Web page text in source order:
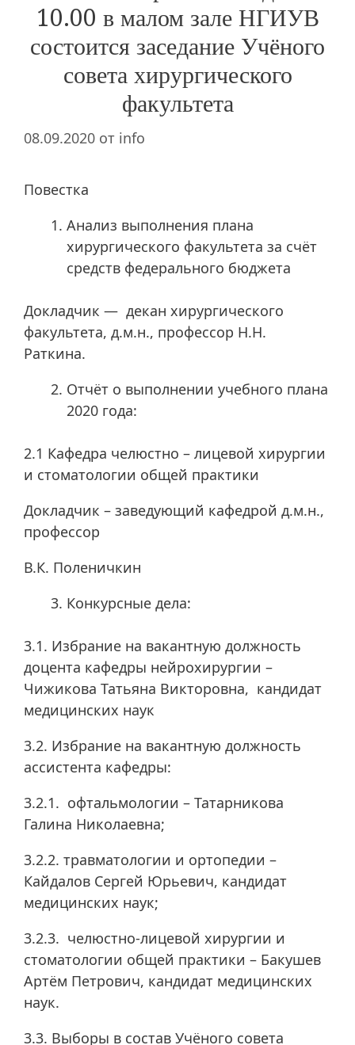
10.00 в малом зале НГИУВ
состоится заседание Учёного
совета хирургического
факультета
08.09.2020 от info
Повестка
Анализ выполнения плана
хирургического факультета за счёт
средств федерального бюджета
Докладчик — декан хирургического
факультета, д.м.н., профессор Н.Н.
Раткина.
Отчёт о выполнении учебного плана
2020 года:
2.1 Кафедра челюстно – лицевой хирургии
и стоматологии общей практики
Докладчик – заведующий кафедрой д.м.н.,
профессор
В.К. Поленичкин
Конкурсные дела:
3.1. Избрание на вакантную должность
доцента кафедры нейрохирургии –
Чижикова Татьяна Викторовна, кандидат
медицинских наук
3.2. Избрание на вакантную должность
ассистента кафедры:
3.2.1. офтальмологии – Татарникова
Галина Николаевна;
3.2.2. травматологии и ортопедии –
Кайдалов Сергей Юрьевич, кандидат
медицинских наук;
3.2.3. челюстно-лицевой хирургии и
стоматологии общей практики – Бакушев
Артём Петрович, кандидат медицинских
наук.
3.3. Выборы в состав Учёного совета